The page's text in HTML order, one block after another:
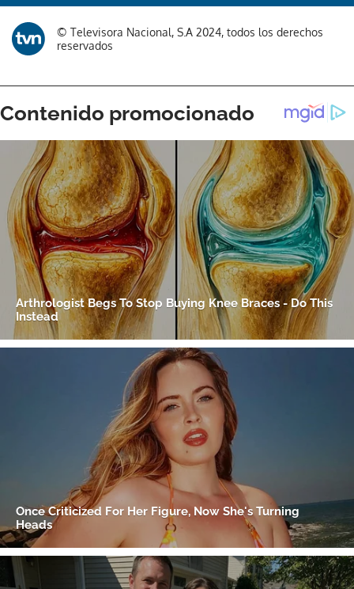
© Televisora Nacional, S.A 2024, todos los derechos
reservados